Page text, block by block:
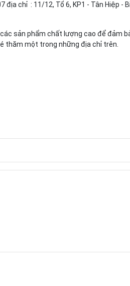
chỉ : 11/12, Tổ 6, KP1 - Tân Hiệp -
sản phẩm chất lượng cao để đảm
thăm một trong những địa chỉ trên.